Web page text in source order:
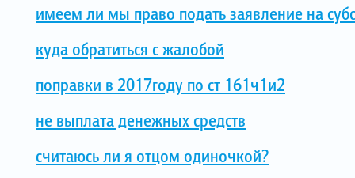
имеем ли мы право подать заявление на
куда обратиться с жалобой
поправки в 2017году по ст 161ч1и2
не выплата денежных средств
считаюсь ли я отцом одиночкой?